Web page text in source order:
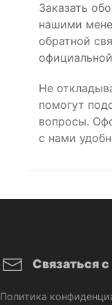
Заказать
нашими
обратной
Не
помогут
вопросы.
с нами
Связаться
Политика